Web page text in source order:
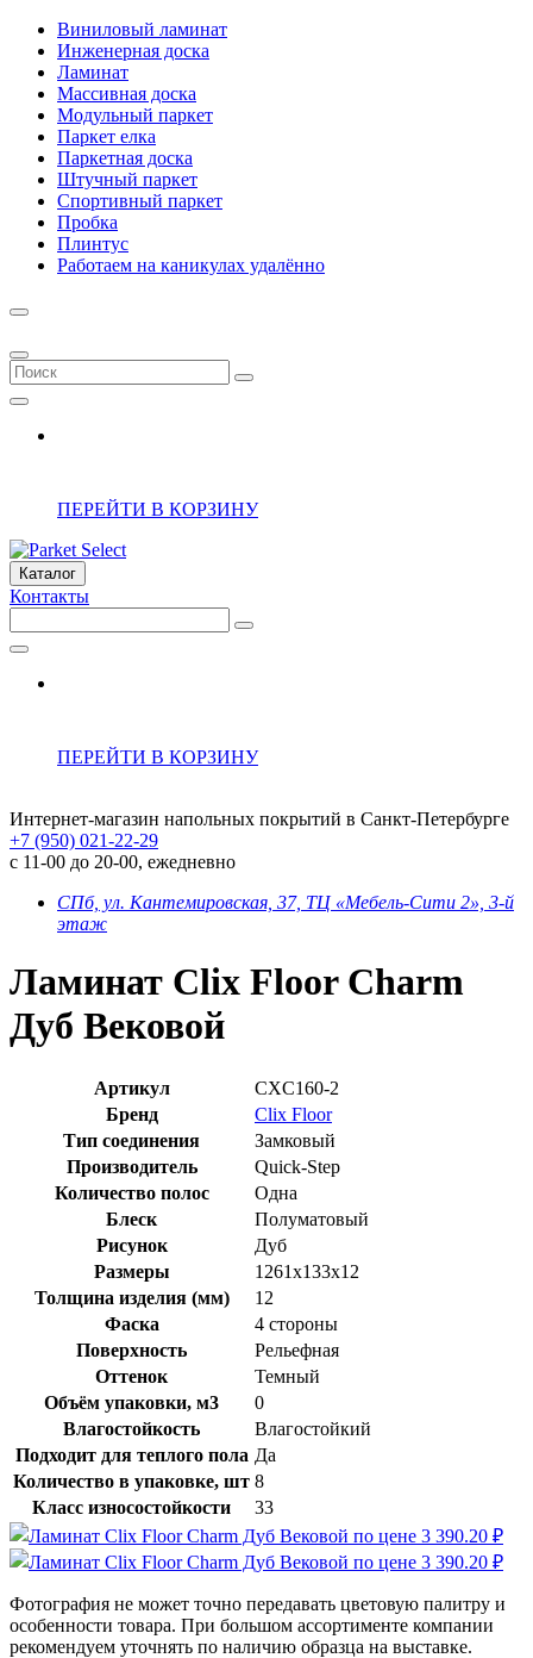
Виниловый ламинат
Инженерная доска
Ламинат
Массивная доска
Модульный паркет
Паркет елка
Паркетная доска
Штучный паркет
Спортивный паркет
Пробка
Плинтус
Работаем на каникулах удалённо
ПЕРЕЙТИ В КОРЗИНУ
Каталог
Контакты
ПЕРЕЙТИ В КОРЗИНУ
Интернет-магазин напольных покрытий в Санкт-Петербурге
+7 (950) 021-22-29
с 11-00 до 20-00, ежедневно
СПб, ул. Кантемировская, 37, ТЦ «Мебель-Сити 2», 3-й
этаж
Ламинат Clix Floor Charm
Дуб Вековой
Артикул
CXC160-2
Бренд
Clix Floor
Тип соединения
Замковый
Производитель
Quick-Step
Количество полос
Одна
Блеск
Полуматовый
Рисунок
Дуб
Размеры
1261х133х12
Толщина изделия (мм)
12
Фаска
4 стороны
Поверхность
Рельефная
Оттенок
Темный
Объём упаковки, м3
0
Влагостойкость
Влагостойкий
Подходит для теплого пола Да
Количество в упаковке, шт 8
Класс износостойкости
33
Фотография не может точно передавать цветовую палитру и
особенности товара. При большом ассортименте компании
рекомендуем уточнять по наличию образца на выставке.